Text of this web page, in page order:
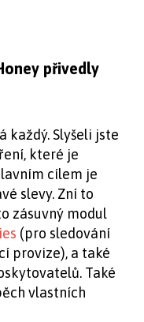
přivedly
každý. Slyšeli jste
které je
cílem je
slevy. Zní to
zásuvný modul
(pro sledování
provize), a také
Také
vlastních